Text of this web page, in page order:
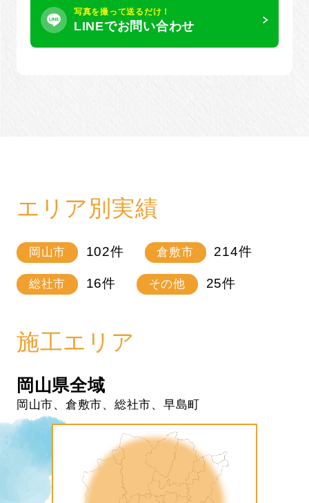
写真を撮って送るだけ！
LINEでお問い合わせ
エリア別実績
岡山市 102件 倉敷市 214件
総社市 16件 その他 25件
施工エリア
岡山県全域
岡山市、倉敷市、総社市、早島町